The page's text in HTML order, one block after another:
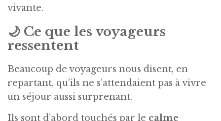
vivante.
🌙 Ce que les voyageurs
ressentent
Beaucoup de voyageurs nous disent, en
repartant, qu’ils ne s’attendaient pas à vivre
un séjour aussi surprenant.
Ils sont d’abord touchés par le calme